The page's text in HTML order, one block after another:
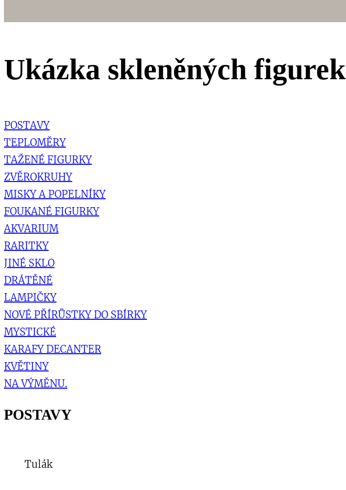
Ukázka skleněných figurek
POSTAVY
TEPLOMĚRY
TAŽENÉ FIGURKY
ZVĚROKRUHY
MISKY A POPELNÍKY
FOUKANÉ FIGURKY
AKVARIUM
RARITKY
JINÉ SKLO
DRÁTĚNÉ
LAMPIČKY
NOVÉ PŘÍRŮSTKY DO SBÍRKY
MYSTICKÉ
KARAFY DECANTER
KVĚTINY
NA VÝMĚNU.
POSTAVY
Tulák